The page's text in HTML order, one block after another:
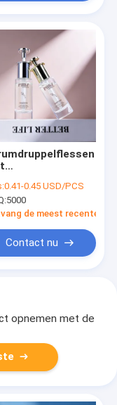
maat gemaakte
Ideaal
verpakkingen
0.41-0.45 USD/PCS
5000
de meest recente
Contact nu
opnemen met de